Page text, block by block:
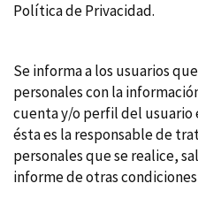
Política de Privacidad.
Se informa a los usuarios
personales con la
cuenta y/o perfil del usuario
ésta es la responsable de
personales que se realice,
informe de otras